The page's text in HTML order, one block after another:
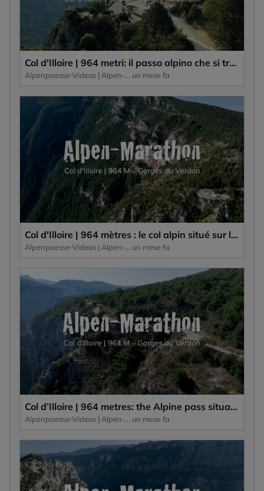
Col d'Illoire | 964 metri: il passo alpino che si trova sull'altopiano delle Gorges du Verdon, una gola profonda 700 metri.
Alpenpaesse-Videos | Alpen-Marathon un mese fa
Col d'Illoire | 964 mètres : le col alpin situé sur le plateau des Gorges du Verdon, un canyon profond de 700 mètres.
Alpenpaesse-Videos | Alpen-Marathon un mese fa
Col d’Illoire | 964 metres: the Alpine pass situated on the plateau of the 700-metre-deep gorge, the Gorges du Verdon.
Alpenpaesse-Videos | Alpen-Marathon un mese fa